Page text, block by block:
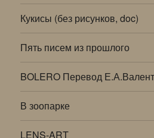
Кукисы (без рисунков, doc)
Пять писем из прошлого
BOLERO Перевод
В зоопарке
LENS-ART